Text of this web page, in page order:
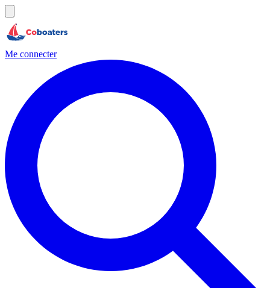
Me connecter